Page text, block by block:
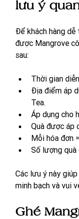
lưu ý
Để khách hàng
được Mangrove
sau:
Thời gian
Địa điểm áp
Tea.
Áp dụng cho
Quà được áp
Mỗi hóa đơn
Số lượng quà
Các lưu ý này
minh bạch và vui
Ghé